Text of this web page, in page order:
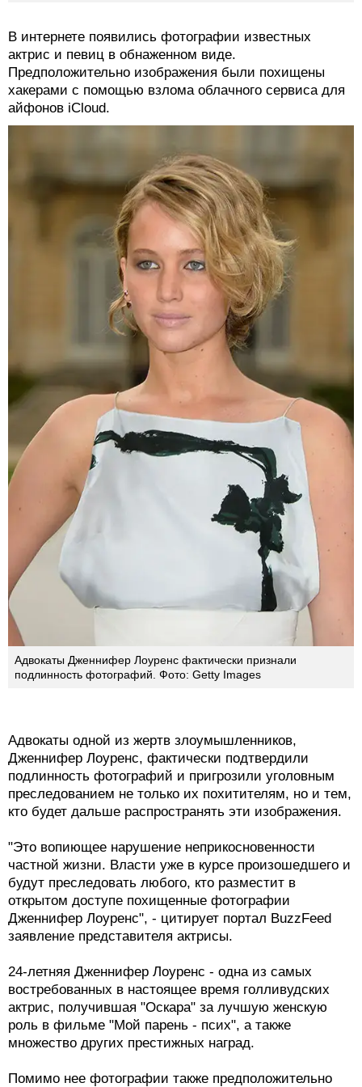
В интернете появились фотографии известных
актрис и певиц в обнаженном виде.
Предположительно изображения были похищены
хакерами с помощью взлома облачного сервиса для
айфонов iCloud.
Адвокаты Дженнифер Лоуренс фактически признали
подлинность фотографий. Фото: Getty Images
Адвокаты одной из жертв злоумышленников,
Дженнифер Лоуренс, фактически подтвердили
подлинность фотографий и пригрозили уголовным
преследованием не только их похитителям, но и тем,
кто будет дальше распространять эти изображения.
"Это вопиющее нарушение неприкосновенности
частной жизни. Власти уже в курсе произошедшего и
будут преследовать любого, кто разместит в
открытом доступе похищенные фотографии
Дженнифер Лоуренс", - цитирует портал BuzzFeed
заявление представителя актрисы.
24-летняя Дженнифер Лоуренс - одна из самых
востребованных в настоящее время голливудских
актрис, получившая "Оскара" за лучшую женскую
роль в фильме "Мой парень - псих", а также
множество других престижных наград.
Помимо нее фотографии также предположительно